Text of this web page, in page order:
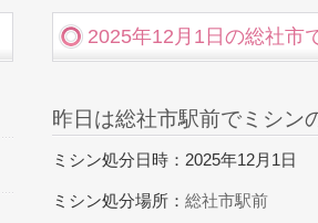
2025年12月1日の総社市
昨日は総社市駅前でミシン
ミシン処分日時：2025年12月1日
ミシン処分場所： 総社市駅前